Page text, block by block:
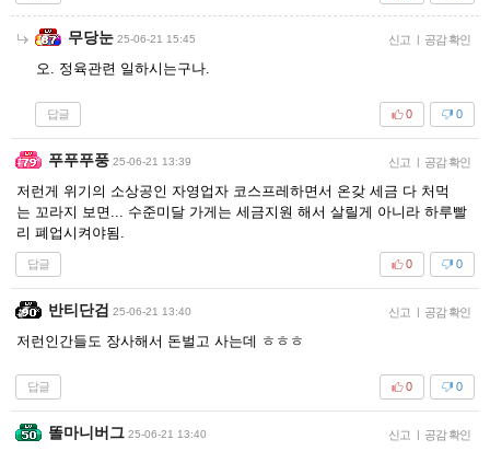
무당눈 25-06-21 15:45 신고 | 공감 확인
오. 정육관련 일하시는구나.
답글 0
0
푸푸푸풍 25-06-21 13:39 신고 | 공감 확인
저런게 위기의 소상공인 자영업자 코스프레하면서 온갖 세금 다 처먹
는 꼬라지 보면... 수준미달 가게는 세금지원 해서 살릴게 아니라 하루빨
리 폐업시켜야됨.
답글 0
0
반티단검 25-06-21 13:40 신고 | 공감 확인
저런인간들도 장사해서 돈벌고 사는데 ㅎㅎㅎ
답글 0
0
똘마니버그 25-06-21 13:40 신고 | 공감 확인